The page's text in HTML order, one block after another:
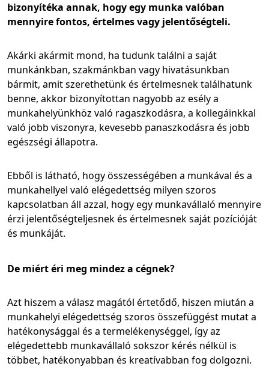
bizonyítéka annak, hogy egy munka valóban
mennyire fontos, értelmes vagy jelentőségteli.
Akárki akármit mond, ha tudunk találni a saját
munkánkban, szakmánkban vagy hivatásunkban
bármit, amit szerethetünk és értelmesnek találhatunk
benne, akkor bizonyítottan nagyobb az esély a
munkahelyünkhöz való ragaszkodásra, a kollegáinkkal
való jobb viszonyra, kevesebb panaszkodásra és jobb
egészségi állapotra.
Ebből is látható, hogy összességében a munkával és a
munkahellyel való elégedettség milyen szoros
kapcsolatban áll azzal, hogy egy munkavállaló mennyire
érzi jelentőségteljesnek és értelmesnek saját pozícióját
és munkáját.
De miért éri meg mindez a cégnek?
Azt hiszem a válasz magától értetődő, hiszen miután a
munkahelyi elégedettség szoros összefüggést mutat a
hatékonysággal és a termelékenységgel, így az
elégedettebb munkavállaló sokszor kérés nélkül is
többet, hatékonyabban és kreatívabban fog dolgozni.